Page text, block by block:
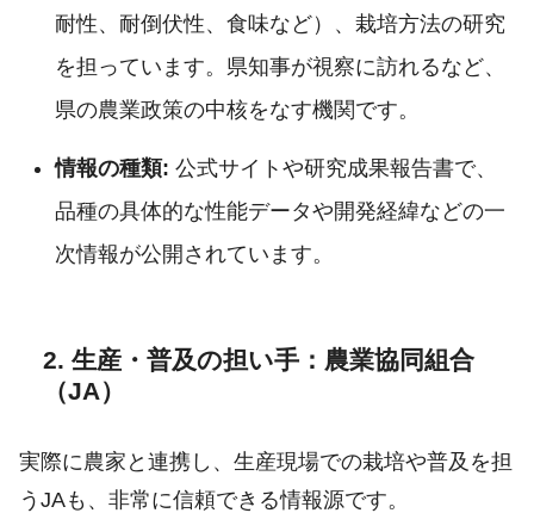
耐性、耐倒伏性、食味など）、栽培方法の研究
を担っています。県知事が視察に訪れるなど、
県の農業政策の中核をなす機関です。
情報の種類: 公式サイトや研究成果報告書で、
品種の具体的な性能データや開発経緯などの一
次情報が公開されています。
2. 生産・普及の担い手：農業協同組合
（JA）
実際に農家と連携し、生産現場での栽培や普及を担
うJAも、非常に信頼できる情報源です。